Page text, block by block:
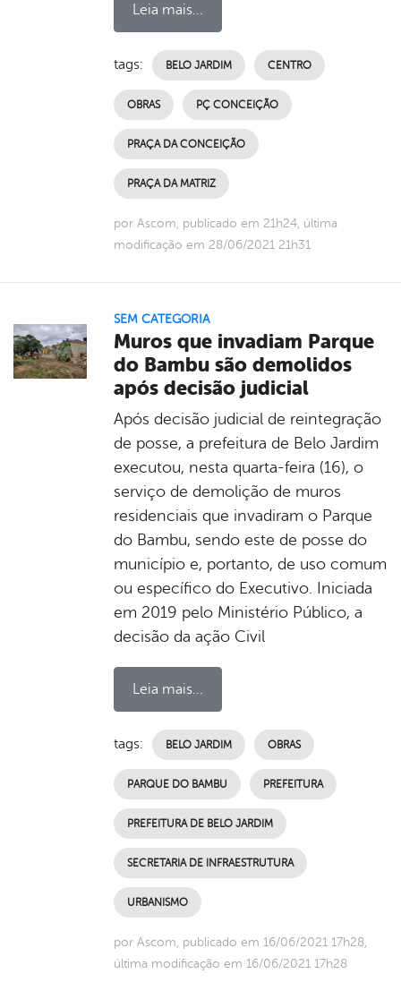
Leia mais...
tags: BELO JARDIM CENTRO
OBRAS PÇ CONCEIÇÃO
PRAÇA DA CONCEIÇÃO
PRAÇA DA MATRIZ
por Ascom, publicado em 21h24, última
modificação em 28/06/2021 21h31
SEM CATEGORIA
Muros que invadiam Parque
do Bambu são demolidos
após decisão judicial
Após decisão judicial de reintegração
de posse, a prefeitura de Belo Jardim
executou, nesta quarta-feira (16), o
serviço de demolição de muros
residenciais que invadiram o Parque
do Bambu, sendo este de posse do
município e, portanto, de uso comum
ou específico do Executivo. Iniciada
em 2019 pelo Ministério Público, a
decisão da ação Civil
Leia mais...
tags: BELO JARDIM OBRAS
PARQUE DO BAMBU PREFEITURA
PREFEITURA DE BELO JARDIM
SECRETARIA DE INFRAESTRUTURA
URBANISMO
por Ascom, publicado em 16/06/2021 17h28,
última modificação em 16/06/2021 17h28